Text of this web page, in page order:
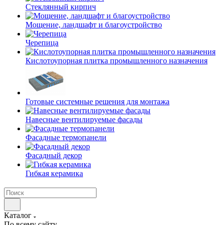
Cтеклянный кирпич
Мощение, ландшафт и благоустройство
Черепица
Кислотоупорная плитка промышленного назначения
Готовые системные решения для монтажа
Навесные вентилируемые фасады
Фасадные термопанели
Фасадный декор
Гибкая керамика
Каталог